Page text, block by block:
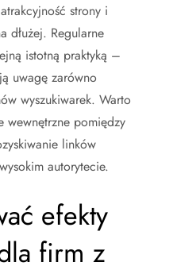
strony i
dłużej. Regularne
istotną praktyką –
uwagę zarówno
wyszukiwarek. Warto
wewnętrzne pomiędzy
linków
autorytecie.
efekty
firm z